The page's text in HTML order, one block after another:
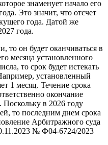
знаменует начало его
Это значит, что отсчет
года. Датой же
года.
то он будет оканчиваться в
месяца установленного
то срок будет истекать
установленный
1 месяц. Течение срока
окончание
Поскольку в 2026 году
то последним днем срока
Арбитражного суда
№ Ф04-6724/2023